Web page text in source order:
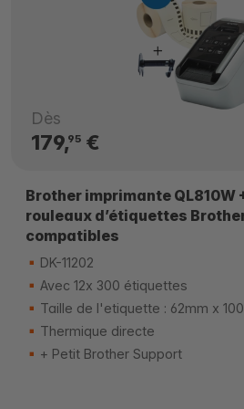
Dès
179,95€
Brother imprimante QL810W
rouleaux d’étiquettes
compatibles
DK-11202
Avec 12x 300 étiquettes
Taille de l'etiquette : 62mm x
Thermique directe
+ Petit Brother Support